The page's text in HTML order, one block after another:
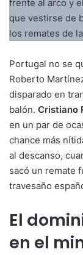
frente al arco y
que vestirse de
los remates de
Portugal no se
Roberto
disparado en
balón. Cristiano
en un par de
chance más
al descanso,
sacó un remate
travesaño
El
en el